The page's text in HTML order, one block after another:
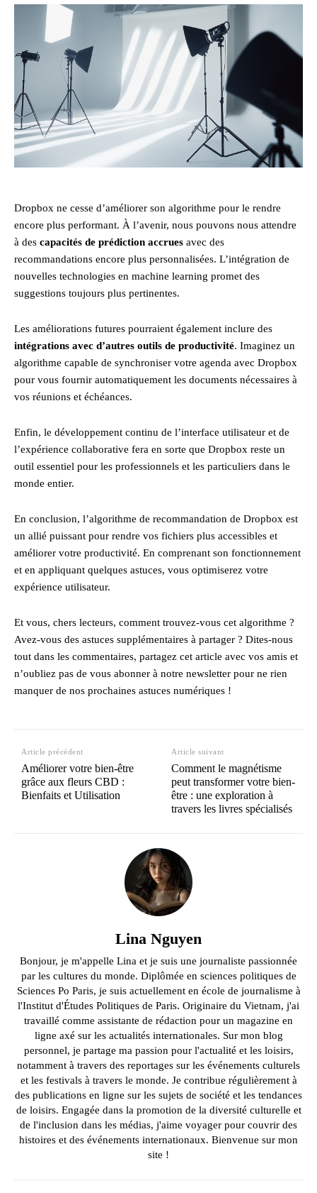
Dropbox ne cesse d’améliorer son algorithme pour le rendre
encore plus performant. À l’avenir, nous pouvons nous attendre
à des capacités de prédiction accrues avec des
recommandations encore plus personnalisées. L’intégration de
nouvelles technologies en machine learning promet des
suggestions toujours plus pertinentes.
Les améliorations futures pourraient également inclure des
intégrations avec d’autres outils de productivité. Imaginez un
algorithme capable de synchroniser votre agenda avec Dropbox
pour vous fournir automatiquement les documents nécessaires à
vos réunions et échéances.
Enfin, le développement continu de l’interface utilisateur et de
l’expérience collaborative fera en sorte que Dropbox reste un
outil essentiel pour les professionnels et les particuliers dans le
monde entier.
En conclusion, l’algorithme de recommandation de Dropbox est
un allié puissant pour rendre vos fichiers plus accessibles et
améliorer votre productivité. En comprenant son fonctionnement
et en appliquant quelques astuces, vous optimiserez votre
expérience utilisateur.
Et vous, chers lecteurs, comment trouvez-vous cet algorithme ?
Avez-vous des astuces supplémentaires à partager ? Dites-nous
tout dans les commentaires, partagez cet article avec vos amis et
n’oubliez pas de vous abonner à notre newsletter pour ne rien
manquer de nos prochaines astuces numériques !
Article précédent
Améliorer votre bien-être
grâce aux fleurs CBD :
Bienfaits et Utilisation
Article suivant
Comment le magnétisme
peut transformer votre bien-
être : une exploration à
travers les livres spécialisés
Lina Nguyen
Bonjour, je m'appelle Lina et je suis une journaliste passionnée
par les cultures du monde. Diplômée en sciences politiques de
Sciences Po Paris, je suis actuellement en école de journalisme à
l'Institut d'Études Politiques de Paris. Originaire du Vietnam, j'ai
travaillé comme assistante de rédaction pour un magazine en
ligne axé sur les actualités internationales. Sur mon blog
personnel, je partage ma passion pour l'actualité et les loisirs,
notamment à travers des reportages sur les événements culturels
et les festivals à travers le monde. Je contribue régulièrement à
des publications en ligne sur les sujets de société et les tendances
de loisirs. Engagée dans la promotion de la diversité culturelle et
de l'inclusion dans les médias, j'aime voyager pour couvrir des
histoires et des événements internationaux. Bienvenue sur mon
site !